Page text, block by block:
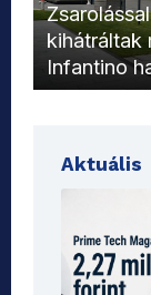
kihátráltak
Infantino
Aktuális